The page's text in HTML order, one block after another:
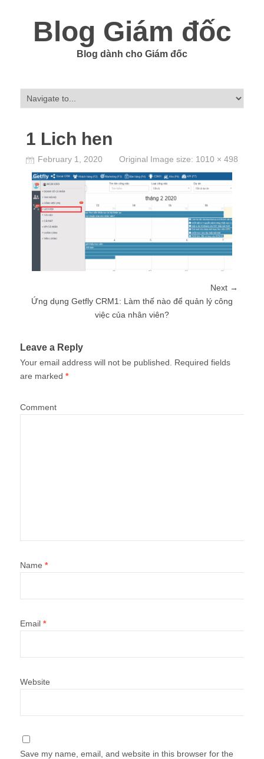
Blog Giám đốc
Blog dành cho Giám đốc
1 Lich hen
February 1, 2020 Original Image size: 1010 × 498
Next →
Ứng dụng Getfly CRM1: Làm thế nào để quản lý công
việc của nhân viên?
Leave a Reply
Your email address will not be published.
Required fields
are marked *
Comment
Name *
Email *
Website
Save my name, email, and website in this browser for the